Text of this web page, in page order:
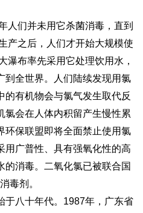
人们并未用它杀菌消毒，直到
产之后，人们才开始大规模使
瀑布率先采用它处理饮用水，
到全世界。人们陆续发现用氯
有机物会与氯气发生取代反
氯会在人体内积留产生慢性累
环保联盟即将全面禁止使用氯
用广普性、具有强氧化性的高
的消毒。二氧化氯已被联合国
毒剂。
于八十年代。1987年，广东省